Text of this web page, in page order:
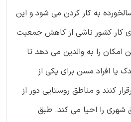
به کار کردن می شود و این
کار کشور ناشی از کاهش جمعیت
امکان را به والدین می دهد تا
یا افراد مسن برای یکی از
کنند و مناطق روستایی دور از
را احیا می کند. طبق